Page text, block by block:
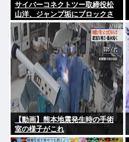
サイバーコネクトツー取締役松
山洋、ジャンプ垢にブロックさ
れてお気持ち表明。何かあった
らまず晒す！これが令和のレス
バや！
【動画】熊本地震発生時の手術
室の様子がこれ